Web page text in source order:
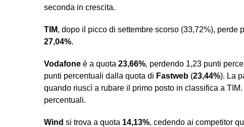
seconda in crescita.
TIM, dopo il picco di settembre scorso (33,72%),
27,04%.
Vodafone è a quota 23,66%, perdendo 1,23 punti
punti percentuali dalla quota di Fastweb (23,44%). La
quando riuscì a rubare il primo posto in classifica a
percentuali.
Wind si trova a quota 14,13%, cedendo ai competitor